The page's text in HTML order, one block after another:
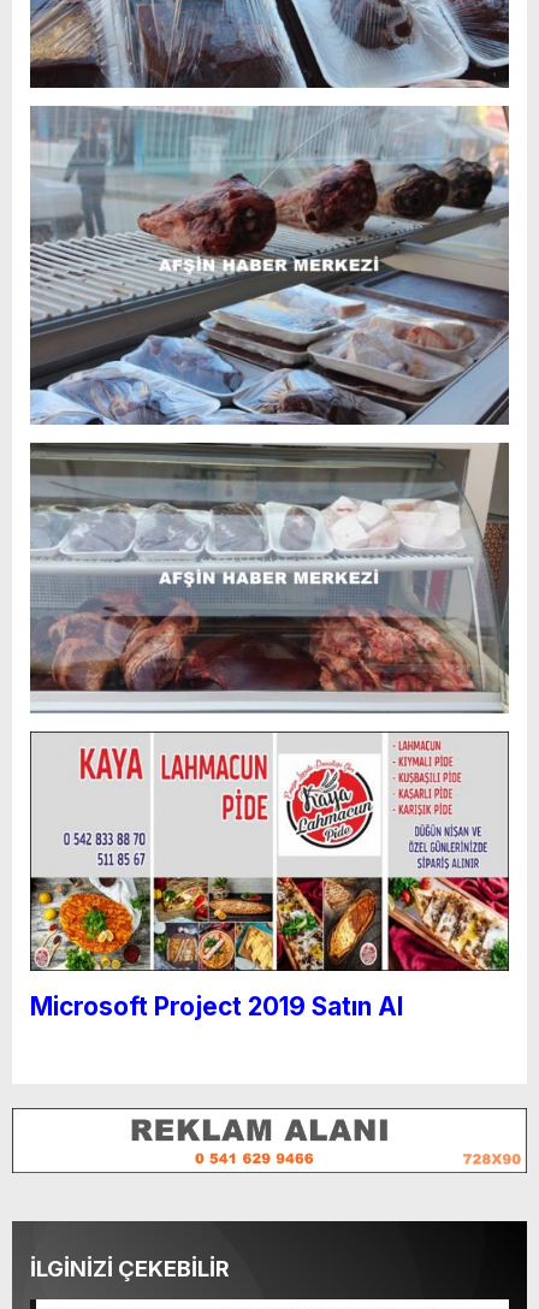
Microsoft Project 2019 Satın Al
İLGİNİZİ ÇEKEBİLİR